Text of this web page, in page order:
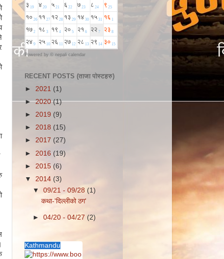
Powered by © nepali calendar
RECENT POSTS (ताजा पोस्टहरु)
► 2021 (1)
►2020(1)
► 2019 (9)
► 2018 (15)
► 2017 (27)
► 2016 (19)
► 2015 (6)
▼ 2014 (3)
▼09/21 - 09/28 (1)
कथा-'दिल्लीको ठग'
►04/20 - 04/27(2)
Kathmandu